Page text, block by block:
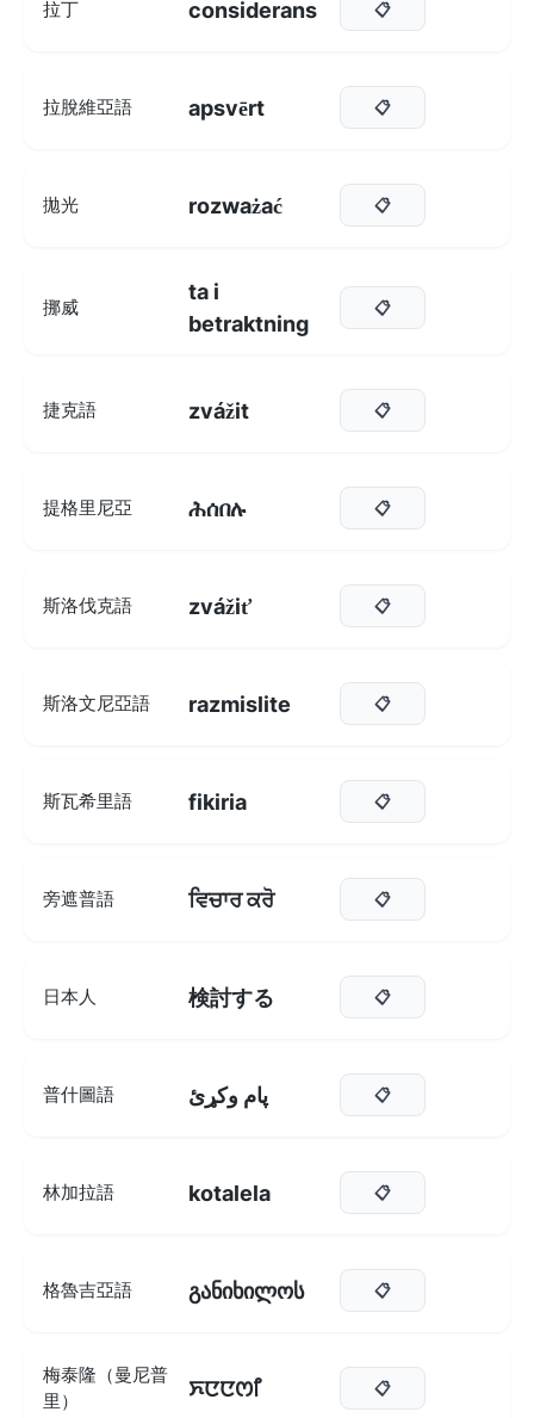
拉丁 considerans 📋
拉脫維亞語 apsvērt 📋
拋光 rozważać 📋
挪威
ta i
betraktning
📋
捷克語 zvážit 📋
提格里尼亞 ሕሰበሉ 📋
斯洛伐克語 zvážiť 📋
斯洛文尼亞語 razmislite 📋
斯瓦希里語 fikiria 📋
旁遮普語 ਵਿਚਾਰ ਕਰੋ 📋
日本人 検討する 📋
普什圖語 پام وکړئ 📋
林加拉語 kotalela 📋
格魯吉亞語 განიხილოს 📋
梅泰隆（曼尼普
里）
ꯈꯅꯅꯁꯤ 📋